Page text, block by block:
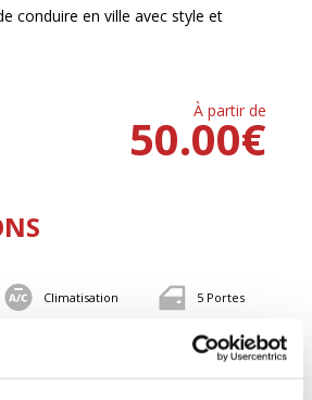
conduire en ville avec style et
À partir de
€
50.00
Climatisation 5 Portes
82 CV